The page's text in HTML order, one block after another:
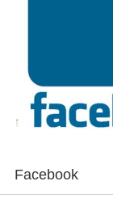
Facebook